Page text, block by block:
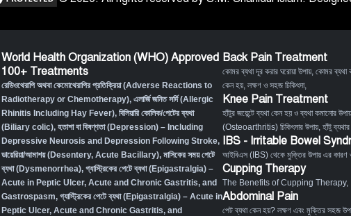
World Health Organization (WHO) Approved
100+ Treatments
রেডিওথেরাপি অথবা কেমোথেরাপির প্রতিক্রিয়া (Adverse Reactions to
Radiotherapy or Chemotherapy), এলার্জি জনিত সর্দি (Allergic
Rhinitis Including Hay Fever), বিলিয়ারি কোলিক/পেটের ব্যথা
(Biliary colic), হতাশা বা বিষণ্ণতা (Depression) – Including
Depressive Neurosis and Depression Following Stroke,
ডায়েরিয়া/আমাশয় (Desentery, Acute Bacillary), মাসিকের সময় পেটে
ব্যথা (Dysmenorrhea), গ্যাস্ট্রিকের পেটে ব্যথা (Epigastralgia) –
Acute in Peptic Ulcer, Acute and Chronic Gastritis, and
Gastrospasm, গ্যাস্ট্রিকের পেটে ব্যথা (Epigastralgia) – Acute in
Peptic Ulcer, Acute and Chronic Gastritis, and
Back Pain Treatment
কোমর ব্যথা দূর করার ঘরোয়া উপায় কোমর ব্যথা
কেন হয়, লক্ষণ ও সহজ চিকিৎসা,
Knee Pain Treatment
হাঁটুর জয়েন্টে ব্যথা কেন হয় ও ব্যথা কমানোর উপায়
(Osteoarthritis) চিকিৎসার উপায় হাঁটু
IBS - Irritable Bowel
আইবিএস (IBS) থেকে মুক্তির উপায় এর কারণ
Cupping Therapy
The Benefits of Cupping Therapy,
Abdominal Pain
পেট ব্যথা কেন হয়? লক্ষণ এবং মুক্তির সহজ